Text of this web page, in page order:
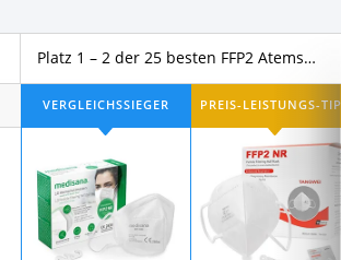
Platz 1 – 2 der 25 besten FFP2 Atemschutzmasken im Vergleich